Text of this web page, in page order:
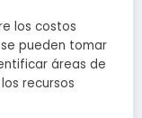
los costos
pueden tomar
áreas de
recursos